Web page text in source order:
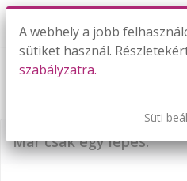
Elsőfokú
Már csak egy lépés:
A webhely a jobb
sütiket használ.
szabályzatra.
Süti